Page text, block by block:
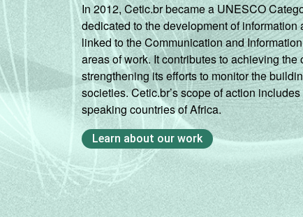
In 2012, Cetic.br became a UNESCO
dedicated to the development of
linked to the Communication and
areas of work. It contributes to achieving
strengthening its efforts to monitor the
societies. Cetic.br’s scope of action
speaking countries of Africa.
Learn about our work